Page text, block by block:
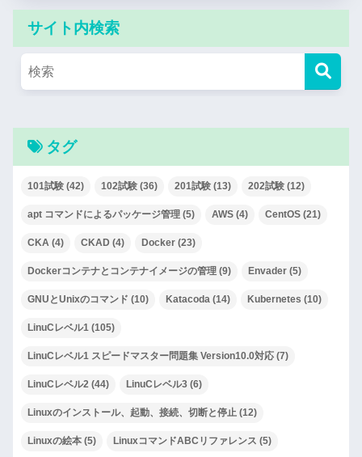
サイト内検索
タグ
101試験 (42) 102試験 (36) 201試験 (13) 202試験 (12)
apt コマンドによるパッケージ管理 (5) AWS (4) CentOS (21)
CKA (4) CKAD (4) Docker (23)
Dockerコンテナとコンテナイメージの管理 (9) Envader (5)
GNUとUnixのコマンド (10) Katacoda (14) Kubernetes (10)
LinuCレベル1 (105)
LinuCレベル1 スピードマスター問題集 Version10.0対応 (7)
LinuCレベル2 (44) LinuCレベル3 (6)
Linuxのインストール、起動、接続、切断と停止 (12)
Linuxの絵本 (5) LinuxコマンドABCリファレンス (5)